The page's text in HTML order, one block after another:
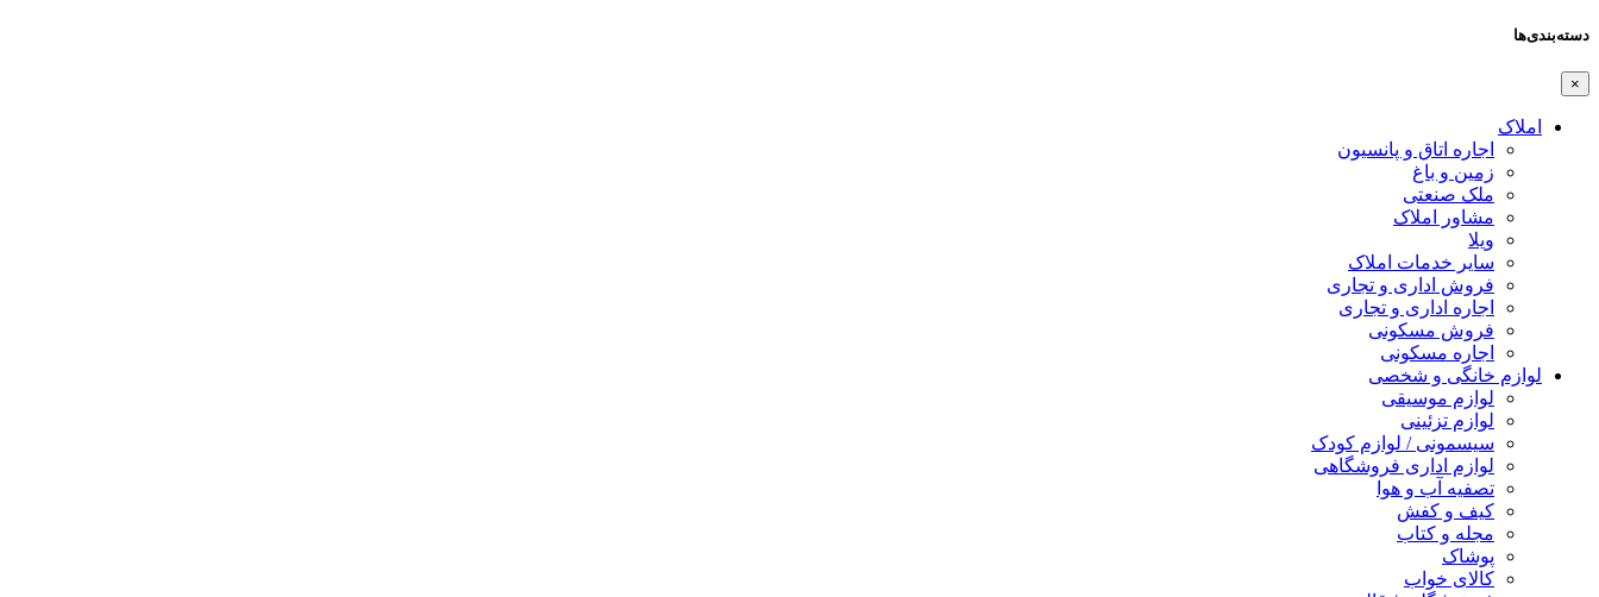
دسته‌بندی‌ها
×
املاک
اجاره اتاق و پانسیون
زمین و باغ
ملک صنعتی
مشاور املاک
ویلا
سایر خدمات املاک
فروش اداری و تجاری
اجاره اداری و تجاری
فروش مسکونی
اجاره مسکونی
لوازم خانگی و شخصی
لوازم موسیقی
لوازم تزئینی
سیسمونی / لوازم کودک
لوازم اداری فروشگاهی
تصفیه آب و هوا
کیف و کفش
مجله و کتاب
پوشاک
کالای خواب